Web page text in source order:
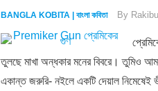
BANGLA KOBITA | বাংলা কবিতা By
তুলছে মাখা অন্ধকার মনের বিবরে। তুমিও
একান্ত জরুরি- নইলে একটি দেয়াল নিমেষেই